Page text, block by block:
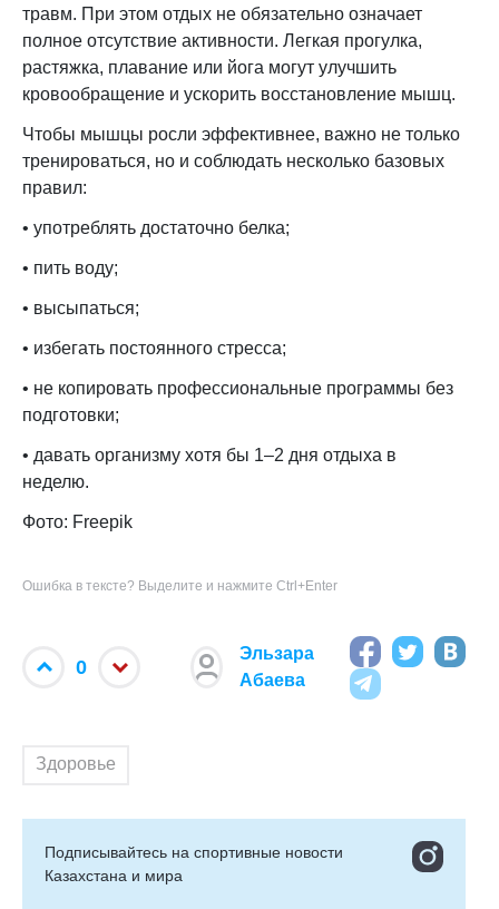
травм. При этом отдых не обязательно означает
полное отсутствие активности. Легкая прогулка,
растяжка, плавание или йога могут улучшить
кровообращение и ускорить восстановление мышц.
Чтобы мышцы росли эффективнее, важно не только
тренироваться, но и соблюдать несколько базовых
правил:
• употреблять достаточно белка;
• пить воду;
• высыпаться;
• избегать постоянного стресса;
• не копировать профессиональные программы без
подготовки;
• давать организму хотя бы 1–2 дня отдыха в
неделю.
Фото: Freepik
Ошибка в тексте? Выделите и нажмите Ctrl+Enter
0
Эльзара
Абаева
Здоровье
Подписывайтесь на cпортивные новости
Казахстана и мира